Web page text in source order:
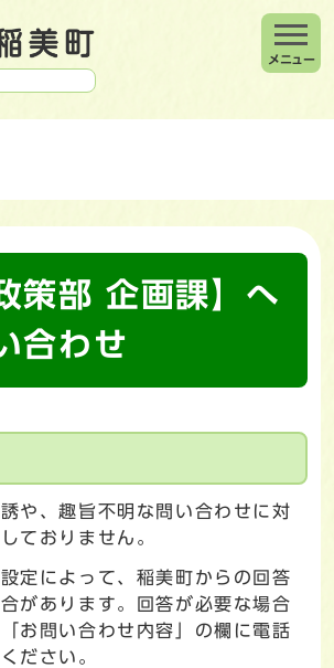
メニュー
策部 企画課】へ
合わせ
や、趣旨不明な問い合わせに対
ておりません。
定によって、稲美町からの回答
があります。回答が必要な場合
お問い合わせ内容」の欄に電話
ださい。